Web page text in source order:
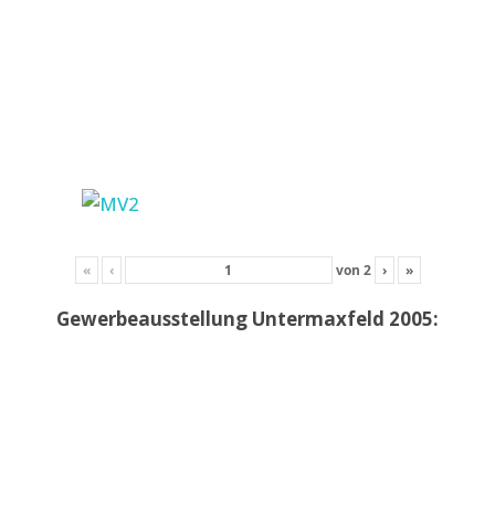
« ‹ von 2 › »
Gewerbeausstellung Untermaxfeld 2005: